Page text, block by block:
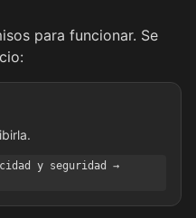
para funcionar. Se
y seguridad →